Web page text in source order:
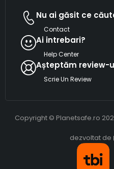
Nu ai găsit ce
Contact
Ai intrebari?
Help Center
Așteptăm review-
Scrie Un Review
Copyright © Planetsafe.ro
dezvoltat de